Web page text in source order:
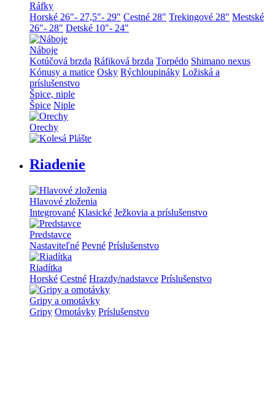
Ráfky
Horské 26"- 27,5"- 29" Cestné 28" Trekingové 28" Mestské
26"- 28" Detské 10"- 24"
Náboje
Kotúčová brzda Ráfiková brzda Torpédo Shimano nexus
Kónusy a matice Osky Rýchloupináky Ložiská a
príslušenstvo
Špice, niple
Špice Niple
Orechy
Riadenie
Hlavové zloženia
Integrované Klasické Ježkovia a príslušenstvo
Predstavce
Nastaviteľné Pevné Príslušenstvo
Riadítka
Horské Cestné Hrazdy/nadstavce Príslušenstvo
Gripy a omotávky
Gripy Omotávky Príslušenstvo